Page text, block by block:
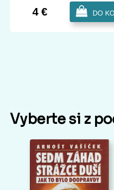
4 € DO
Vyberte si z